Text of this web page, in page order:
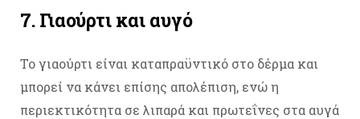
7. Γιαούρτι και αυγό
Το γιαούρτι είναι καταπραϋντικό στο δέρμα και
μπορεί να κάνει επίσης απολέπιση, ενώ η
περιεκτικότητα σε λιπαρά και πρωτεΐνες στα αυγά